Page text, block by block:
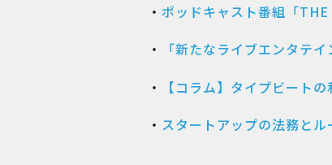
・ ポッドキャスト番組「
・
「新たなライブエンタテ
・
【コラム】タイプビート
・ スタートアップの法務と